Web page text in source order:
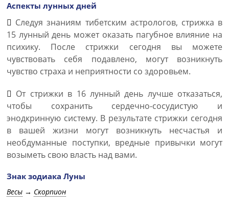
Аспекты лунных дней
Следуя знаниям тибетским астрологов, стрижка в
15 лунный день может оказать пагубное влияние на
психику. После стрижки сегодня вы можете
чувствовать себя подавлено, могут возникнуть
чувство страха и неприятности со здоровьем.
От стрижки в 16 лунный день лучше отказаться,
чтобы сохранить сердечно-сосудистую и
энодкринную систему. В результате стрижки сегодня
в вашей жизни могут возникнуть несчастья и
необдуманные поступки, вредные привычки могут
возыметь свою власть над вами.
Знак зодиака Луны
Весы → Скорпион